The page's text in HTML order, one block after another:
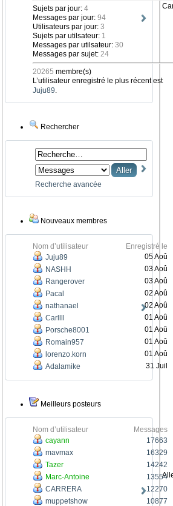
Sujets par jour: 4
Messages par jour: 94
Utilisateurs par jour: 3
Sujets par utilsateur: 1
Messages par utilsateur: 30
Messages par sujet: 24
20265 membre(s)
L’utilisateur enregistré le plus récent est
Juju89.
Rechercher
Recherche avancée
Nouveaux membres
Nom d’utilisateur
Enregistré le
Juju89
05 Aoû
NASHH
03 Aoû
Rangerover
03 Aoû
Pacal
02 Aoû
nathanael
02 Aoû
Carllll
01 Aoû
Porsche8001
01 Aoû
Romain957
01 Aoû
lorenzo.korn
01 Aoû
Adalamike
31 Juil
Meilleurs posteurs
Nom d’utilisateur
Messages
cayann
17663
mavmax
16329
Tazer
14242
Marc-Antoine
13554
CARRERA
12270
muppetshow
10877